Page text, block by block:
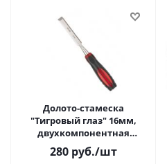
Долото-стамеска
"Тигровый глаз" 16мм,
двухкомпонентная
обрезин. ручка "MATRIX"
280 руб./шт